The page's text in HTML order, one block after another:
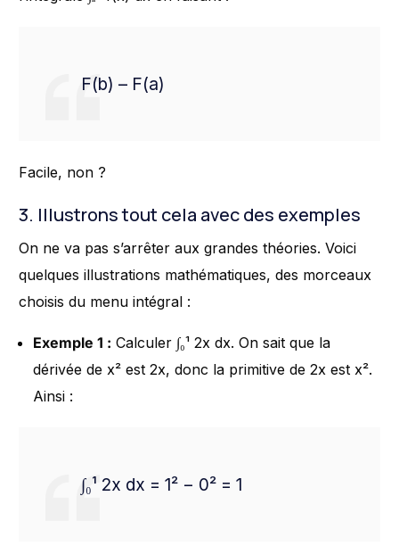
F(b) – F(a)
Facile, non ?
3. Illustrons tout cela avec des exemples
On ne va pas s’arrêter aux grandes théories. Voici
quelques illustrations mathématiques, des morceaux
choisis du menu intégral :
Exemple 1 : Calculer ∫₀¹ 2x dx. On sait que la
dérivée de x² est 2x, donc la primitive de 2x est x².
Ainsi :
∫₀¹ 2x dx = 1² − 0² = 1